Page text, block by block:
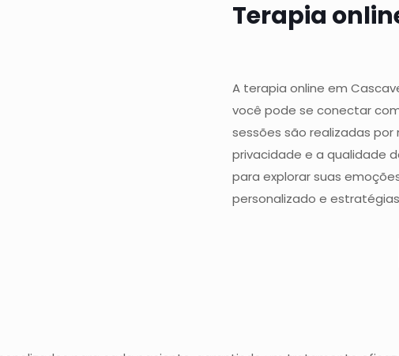
Terapia
A terapia online em
você pode se conectar
sessões são realizadas
privacidade e a qualidade
para explorar suas
personalizado e